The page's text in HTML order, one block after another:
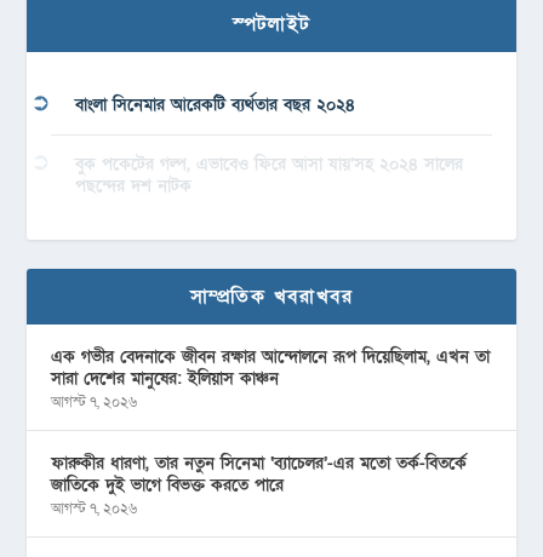
স্পটলাইট
বাংলা সিনেমার আরেকটি ব্যর্থতার বছর ২০২৪
বুক পকেটের গল্প, এভাবেও ফিরে আসা যায়’সহ ২০২৪ সালের
পছন্দের দশ নাটক
সাম্প্রতিক খবরাখবর
এক গভীর বেদনাকে জীবন রক্ষার আন্দোলনে রূপ দিয়েছিলাম, এখন তা
সারা দেশের মানুষের: ইলিয়াস কাঞ্চন
আগস্ট ৭, ২০২৬
ফারুকীর ধারণা, তার নতুন সিনেমা ‘ব্যাচেলর’-এর মতো তর্ক-বিতর্কে
জাতিকে দুই ভাগে বিভক্ত করতে পারে
আগস্ট ৭, ২০২৬